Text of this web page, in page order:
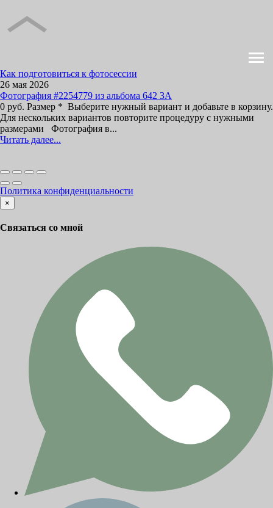
Как подготовиться к фотосессии
26 мая 2026
Фотография #2254779 из альбома 642 3А
0 руб. Размер * Выберите нужный вариант и добавьте в корзину.
Для нескольких вариантов повторите процедуру с нужными
размерами Фотография в...
Читать далее...
Политика конфиденциальности
×
Связаться со мной